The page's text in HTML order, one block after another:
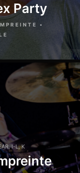
Party
•
,I-L,K